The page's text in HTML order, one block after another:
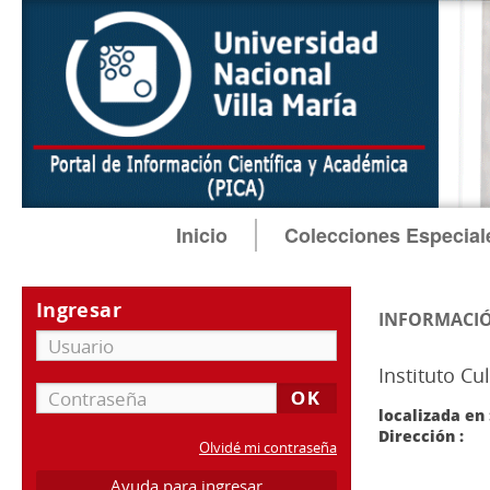
Inicio Colecciones
Ingresar
Olvidé mi contraseña
Instituto
localizada en
Dirección :